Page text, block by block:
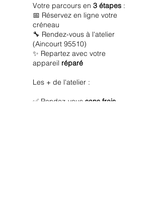
Votre parcours en 3 étapes :
📅 Réservez en ligne votre
créneau
🔧 Rendez-vous à l'atelier
(Aincourt 95510)
✨ Repartez avec votre
appareil réparé
Les + de l'atelier :
✅ Rendez-vous sans frais